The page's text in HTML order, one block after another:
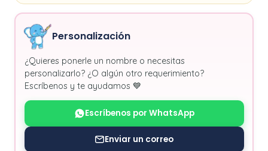
Personalización
¿Quieres ponerle un nombre o necesitas
personalizarlo? ¿O algún otro requerimiento?
Escríbenos y te ayudamos 💙
Escríbenos por WhatsApp
Enviar un correo